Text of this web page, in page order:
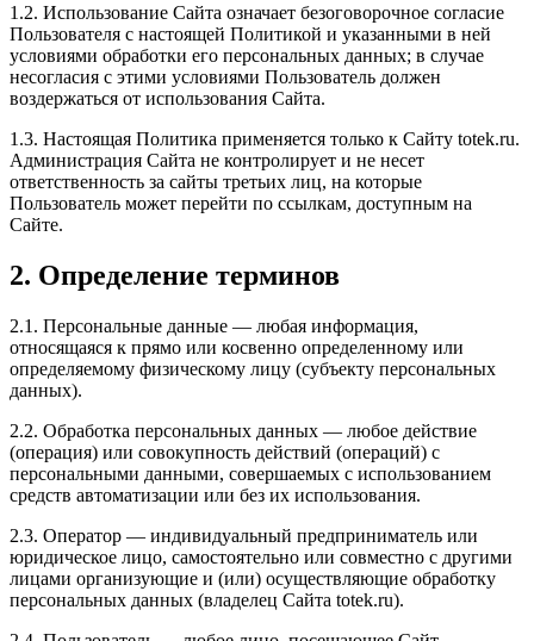
1.2. Использование Сайта означает безоговорочное согласие
Пользователя с настоящей Политикой и указанными в ней
условиями обработки его персональных данных; в случае
несогласия с этими условиями Пользователь должен
воздержаться от использования Сайта.
1.3. Настоящая Политика применяется только к Сайту totek.ru.
Администрация Сайта не контролирует и не несет
ответственность за сайты третьих лиц, на которые
Пользователь может перейти по ссылкам, доступным на
Сайте.
2. Определение терминов
2.1. Персональные данные — любая информация,
относящаяся к прямо или косвенно определенному или
определяемому физическому лицу (субъекту персональных
данных).
2.2. Обработка персональных данных — любое действие
(операция) или совокупность действий (операций) с
персональными данными, совершаемых с использованием
средств автоматизации или без их использования.
2.3. Оператор — индивидуальный предприниматель или
юридическое лицо, самостоятельно или совместно с другими
лицами организующие и (или) осуществляющие обработку
персональных данных (владелец Сайта totek.ru).